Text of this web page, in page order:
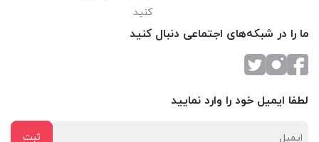
کنید
ما را در شبکه‌های اجتماعی دنبال کنید
لطفا ایمیل خود را وارد نمایید